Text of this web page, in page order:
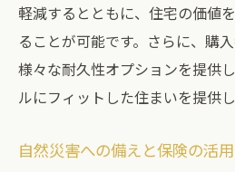
軽減するとともに、住宅の価値
ることが可能です。さらに、購
様々な耐久性オプションを提供
ルにフィットした住まいを提供し
自然災害への備えと保険の活用